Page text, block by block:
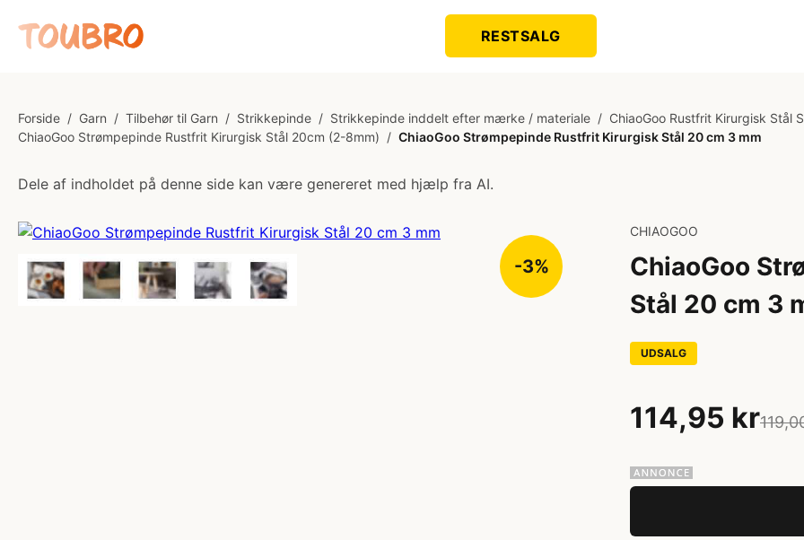
RESTSALG
Forside / Garn / Tilbehør til Garn / Strikkepinde / Strikkepinde inddelt efter mærke / materiale / ChiaoGoo Rustfrit Kirurgisk Stål
ChiaoGoo Strømpepinde Rustfrit Kirurgisk Stål 20cm (2-8mm) / ChiaoGoo Strømpepinde Rustfrit Kirurgisk Stål 20 cm 3 mm
Dele af indholdet på denne side kan være genereret med hjælp fra AI.
-3%
CHIAOGOO
ChiaoGoo
Stål 20 cm 3
UDSALG
114,95 kr